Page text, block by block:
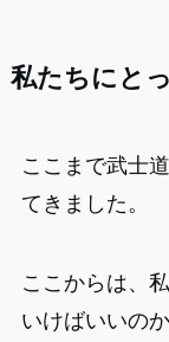
私たちにと
ここまで武士
てきました。
ここからは、
いけばいいの